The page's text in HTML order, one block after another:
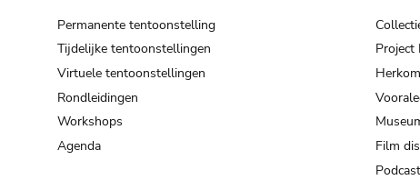
Permanente tentoonstelling
Tijdelijke tentoonstellingen
Virtuele tentoonstellingen
Rondleidingen
Workshops
Agenda
Project
Film